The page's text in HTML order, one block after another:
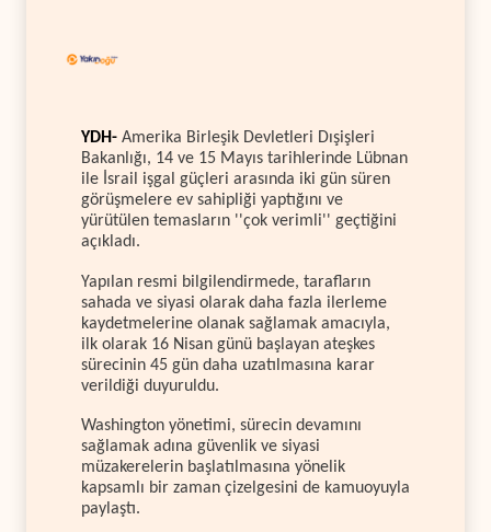
YDH- Amerika Birleşik Devletleri Dışişleri
Bakanlığı, 14 ve 15 Mayıs tarihlerinde Lübnan
ile İsrail işgal güçleri arasında iki gün süren
görüşmelere ev sahipliği yaptığını ve
yürütülen temasların ''çok verimli'' geçtiğini
açıkladı.
Yapılan resmi bilgilendirmede, tarafların
sahada ve siyasi olarak daha fazla ilerleme
kaydetmelerine olanak sağlamak amacıyla,
ilk olarak 16 Nisan günü başlayan ateşkes
sürecinin 45 gün daha uzatılmasına karar
verildiği duyuruldu.
Washington yönetimi, sürecin devamını
sağlamak adına güvenlik ve siyasi
müzakerelerin başlatılmasına yönelik
kapsamlı bir zaman çizelgesini de kamuoyuyla
paylaştı.